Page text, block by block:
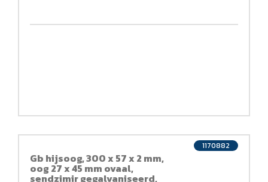
Gb hijsoog, 300 x 57 x 2 mm,
oog 27 x 45 mm ovaal,
sendzimir gegalvaniseerd,
1170882